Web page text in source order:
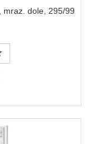
mraz. dole, 295/99